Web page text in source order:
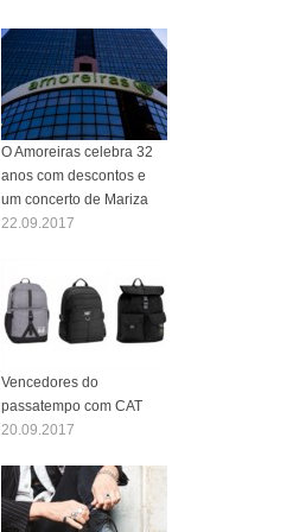
O Amoreiras celebra 32
anos com descontos e
um concerto de Mariza
22.09.2017
Vencedores do
passatempo com CAT
20.09.2017